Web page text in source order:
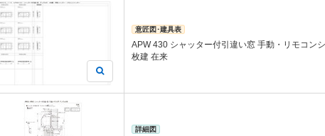
意匠図･建具表
APW 430 シャッター付引違い窓 手動・リモコン
枚建 在来
詳細図